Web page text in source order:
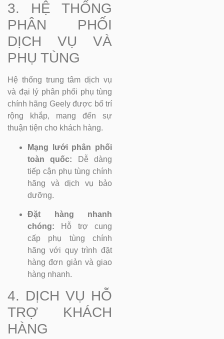
3. HỆ THỐNG
PHÂN PHỐI
DỊCH VỤ VÀ
PHỤ TÙNG
Hệ thống trung tâm dịch vụ
và đại lý phân phối phụ tùng
chính hãng Geely được bố trí
rộng khắp, mang đến sự
thuận tiện cho khách hàng.
Mạng lưới phân phối
toàn quốc: Dễ dàng
tiếp cận phụ tùng chính
hãng và dịch vụ bảo
dưỡng.
Đặt hàng nhanh
chóng: Hỗ trợ cung
cấp phụ tùng chính
hãng với quy trình đặt
hàng đơn giản và giao
hàng nhanh.
4. DỊCH VỤ HỖ
TRỢ KHÁCH
HÀNG